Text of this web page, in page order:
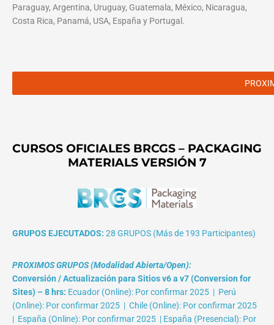
Paraguay, Argentina, Uruguay, Guatemala, México, Nicaragua,
Costa Rica, Panamá, USA, España y Portugal.
CURSOS OFICIALES BRCGS – PACKAGING
MATERIALS VERSIÓN 7
GRUPOS EJECUTADOS: 28 GRUPOS (Más de 193 Participantes)
PROXIMOS GRUPOS (Modalidad Abierta/Open):
Conversión / Actualización para Sitios v6 a v7 (Conversion for
Sites) – 8 hrs: Ecuador (Online): Por confirmar 2025 | Perú
(Online): Por confirmar 2025 | Chile (Online): Por confirmar 2025
| España (Online): Por confirmar 2025 | España (Presencial): Por